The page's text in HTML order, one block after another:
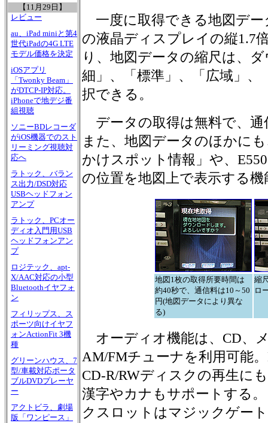
【11月29日】
レビュー
au、iPad miniと第4
世代iPadの4G LTE
モデル価格を決定
iOSアプリ
「Twonky Beam」
がDTCP-IP対応。
iPhoneで地デジ番
組視聴
ソニーBDレコーダ
がiOS機器でのスト
リーミング視聴対
応へ
ラトック、バラン
ス出力/DSD対応
USBヘッドフォン
アンプ
ラトック、PCオー
ディオ入門用USB
ヘッドフォンアン
プ
ロジテック、apt-
X/AAC対応の小型
Bluetoothイヤフォ
ン
フィリップス、ス
ポーツ向けイヤフ
ォンActionFit 3機
種
グリーンハウス、7
型/車載対応ポータ
ブルDVDプレーヤ
ー
アクトビラ、劇場
版「ワンピース」
一度に取得できる地図デー
の液晶ディスプレイの縦1.7
り、地図データの縮尺は、
細」、「標準」、「広域」、
択できる。
データの取得は無料で、通
また、地図データのほかに
かけスポット情報」や、
の位置を地図上で表示する
地図1枚の取得所要時間は
約40秒で、通信料は10～50
円(地図データにより異な
る)
縮
ロ
オーディオ機能は、CD、
AM/FMチューナを利用可能
CD-R/RWディスクの再生に
漢字やカナもサポートする
クスロットはマジックゲー